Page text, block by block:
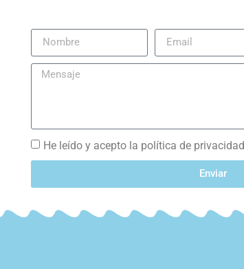
He leído y acepto la política de
Enviar